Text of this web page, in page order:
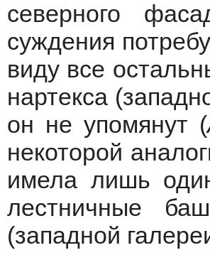
северного
суждения
виду все
нартекса
он не упомянут (
некоторой
имела лишь
лестничные
(западной